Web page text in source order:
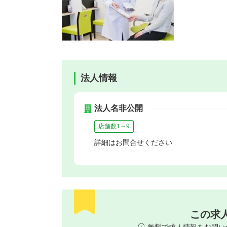
法人情報
法人名非公開
店舗数1～9
詳細はお問合せください
この求